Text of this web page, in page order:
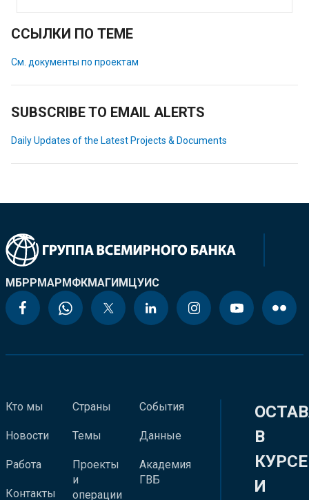
ССЫЛКИ ПО ТЕМЕ
См. документы по проектам
SUBSCRIBE TO EMAIL ALERTS
Daily Updates of the Latest Projects & Documents
МБРРМАРМФКМАГИМЦУИС
Кто мы
Новости
Работа
Контакты
Страны
Темы
Проекты
и
операции
События
Данные
Академия
ГВБ
В
КУРСЕ
И